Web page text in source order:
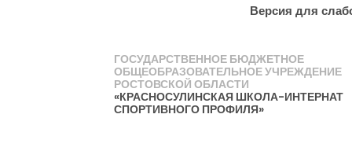
Версия для
ГОСУДАРСТВЕННОЕ БЮДЖЕТНОЕ
ОБЩЕОБРАЗОВАТЕЛЬНОЕ УЧРЕЖДЕНИЕ
РОСТОВСКОЙ ОБЛАСТИ
«КРАСНОСУЛИНСКАЯ ШКОЛА-ИНТЕРНАТ
СПОРТИВНОГО ПРОФИЛЯ»